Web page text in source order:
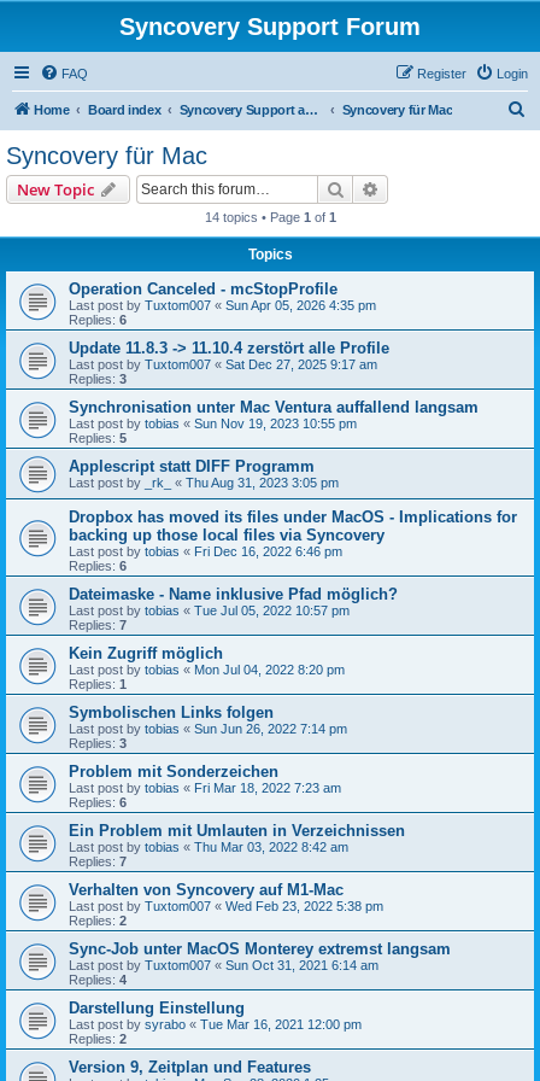
Syncovery Support Forum
FAQ Login
Register
Home Board index Syncovery Support auf Deutsch (German) Syncovery für Mac
Syncovery für Mac
New Topic Search
14 topics • Page 1 of 1
Topics
Operation Canceled - mcStopProfile
Last post by Tuxtom007 « Sun Apr 05, 2026 4:35 pm
Replies: 6
Update 11.8.3 -> 11.10.4 zerstört alle Profile
Last post by Tuxtom007 « Sat Dec 27, 2025 9:17 am
Replies: 3
Synchronisation unter Mac Ventura auffallend langsam
Last post by tobias « Sun Nov 19, 2023 10:55 pm
Replies: 5
Applescript statt DIFF Programm
Last post by _rk_ « Thu Aug 31, 2023 3:05 pm
Dropbox has moved its files under MacOS - Implications for
backing up those local files via Syncovery
Last post by tobias « Fri Dec 16, 2022 6:46 pm
Replies: 6
Dateimaske - Name inklusive Pfad möglich?
Last post by tobias « Tue Jul 05, 2022 10:57 pm
Replies: 7
Kein Zugriff möglich
Last post by tobias « Mon Jul 04, 2022 8:20 pm
Replies: 1
Symbolischen Links folgen
Last post by tobias « Sun Jun 26, 2022 7:14 pm
Replies: 3
Problem mit Sonderzeichen
Last post by tobias « Fri Mar 18, 2022 7:23 am
Replies: 6
Ein Problem mit Umlauten in Verzeichnissen
Last post by tobias « Thu Mar 03, 2022 8:42 am
Replies: 7
Verhalten von Syncovery auf M1-Mac
Last post by Tuxtom007 « Wed Feb 23, 2022 5:38 pm
Replies: 2
Sync-Job unter MacOS Monterey extremst langsam
Last post by Tuxtom007 « Sun Oct 31, 2021 6:14 am
Replies: 4
Darstellung Einstellung
Last post by syrabo « Tue Mar 16, 2021 12:00 pm
Replies: 2
Version 9, Zeitplan und Features